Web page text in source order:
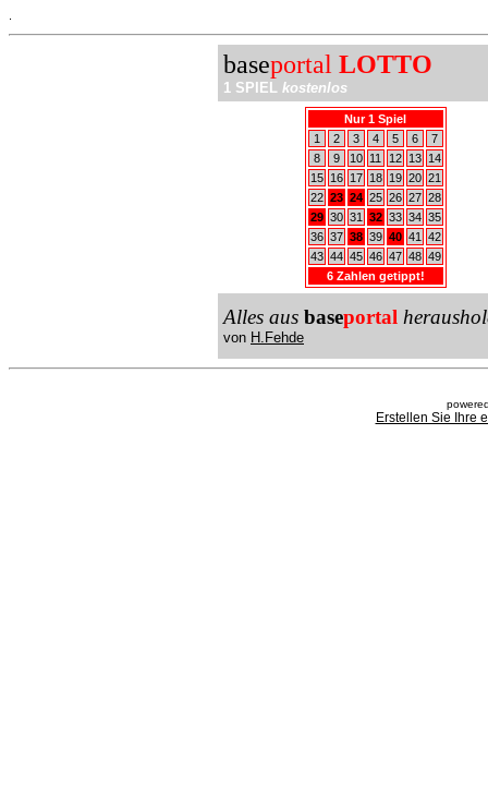
baseportal LOTTO
1 SPIEL kostenlos
Nur 1 Spiel
1
2 3 4 5 6
7
8
9 10 11 12 13
14
15
16 17 18 19 20 21
22 23 24 25 26 27 28
29 30 31 32 33 34 35
36 37 38 39 40 41
42
43 44 45 46 47 48 49
6 Zahlen getippt!
Alles aus baseportal
von H.Fehde
Erstellen Sie Ihre